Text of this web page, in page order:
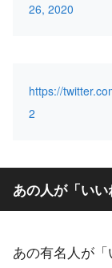
26, 2020
https://
2
あの人が「い
あの有名人が